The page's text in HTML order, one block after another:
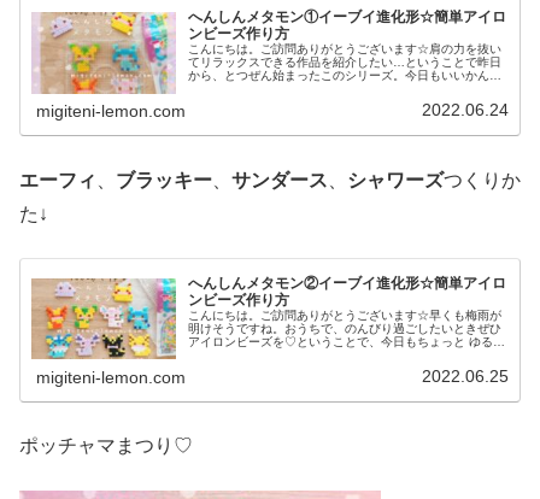
へんしんメタモン①イーブイ進化形☆簡単アイロ
ンビーズ作り方
こんにちは。ご訪問ありがとうございます☆肩の力を抜い
てリラックスできる作品を紹介したい…ということで昨日
から、とつぜん始まったこのシリーズ。今日もいいかんじ
migiteni-lemon.com 2022.06.24
エーフィ ブラッキー サンダース シャワーズつくりか
た↓
へんしんメタモン②イーブイ進化形☆簡単アイロ
ンビーズ作り方
こんにちは。ご訪問ありがとうございます☆早くも梅雨が
明けそうですね。おうちで、のんびり過ごしたいときぜひ
アイロンビーズを♡ということで、今日もちょっと ゆる〜
migiteni-lemon.com 2022.06.25
ポッチャマまつり♡